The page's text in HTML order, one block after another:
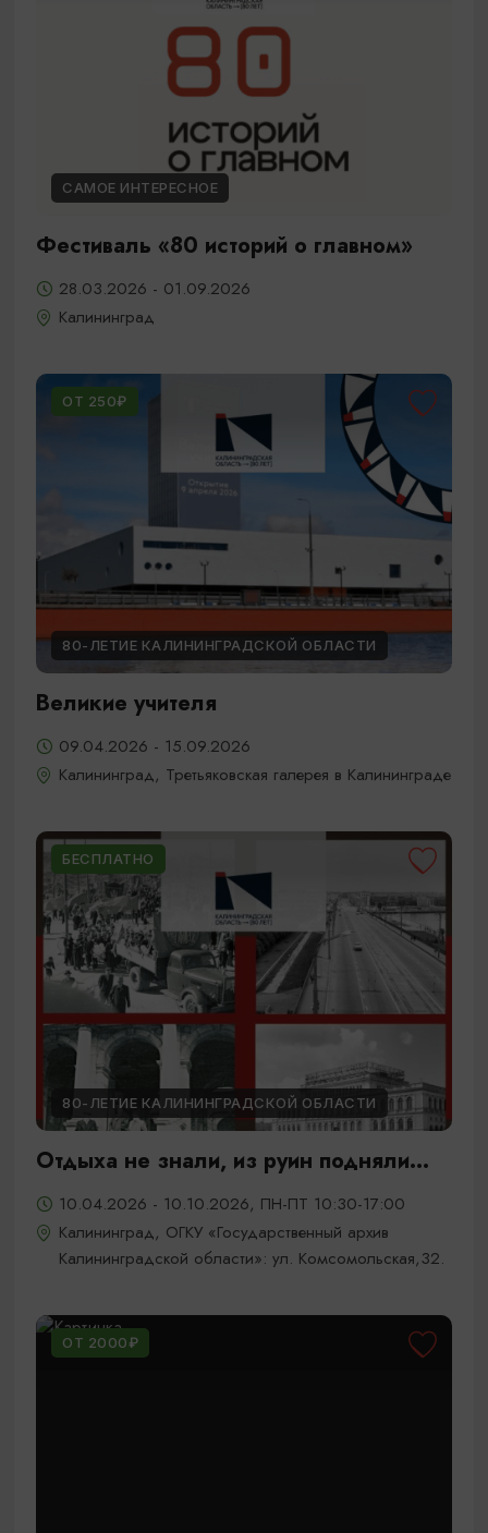
САМОЕ ИНТЕРЕСНОЕ
Фестиваль «80 историй о главном»
28.03.2026 - 01.09.2026
Калининград
ОТ 250₽
80-ЛЕТИЕ КАЛИНИНГРАДСКОЙ ОБЛАСТИ
Великие учителя
09.04.2026 - 15.09.2026
Калининград, Третьяковская галерея в Калининграде
БЕСПЛАТНО
80-ЛЕТИЕ КАЛИНИНГРАДСКОЙ ОБЛАСТИ
Отдыха не знали, из руин подняли...
10.04.2026 - 10.10.2026, ПН-ПТ 10:30-17:00
Калининград, ОГКУ «Государственный архив
Калининградской области»: ул. Комсомольская,32.
ОТ 2000₽